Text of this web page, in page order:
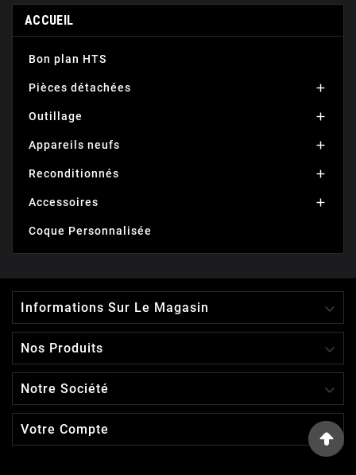
ACCUEIL
Bon plan HTS
Pièces détachées 
Outillage 
Appareils neufs 
Reconditionnés 
Accessoires 
Coque Personnalisée
Informations Sur Le Magasin 
Nos Produits 
Notre Société 
Votre Compte 